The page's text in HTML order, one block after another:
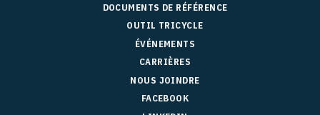
DOCUMENTS DE RÉFÉRENCE
OUTIL TRICYCLE
ÉVÉNEMENTS
CARRIÈRES
NOUS JOINDRE
FACEBOOK